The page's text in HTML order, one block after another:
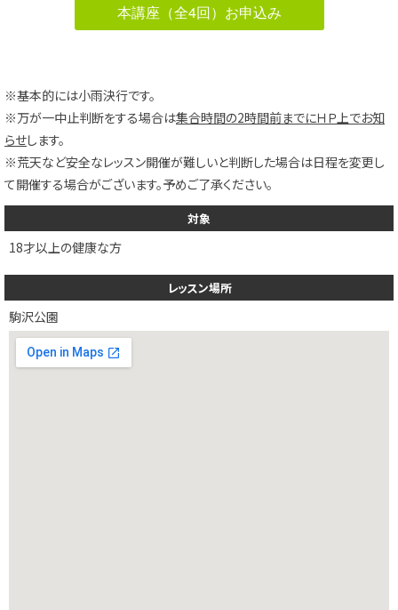
本講座（全4回）お申込み
※基本的には小雨決行です。
※万が一中止判断をする場合は集合時間の2時間前までにＨＰ上でお知
らせします。
※荒天など安全なレッスン開催が難しいと判断した場合は日程を変更し
て開催する場合がございます。予めご了承ください。
対象
18才以上の健康な方
レッスン場所
駒沢公園